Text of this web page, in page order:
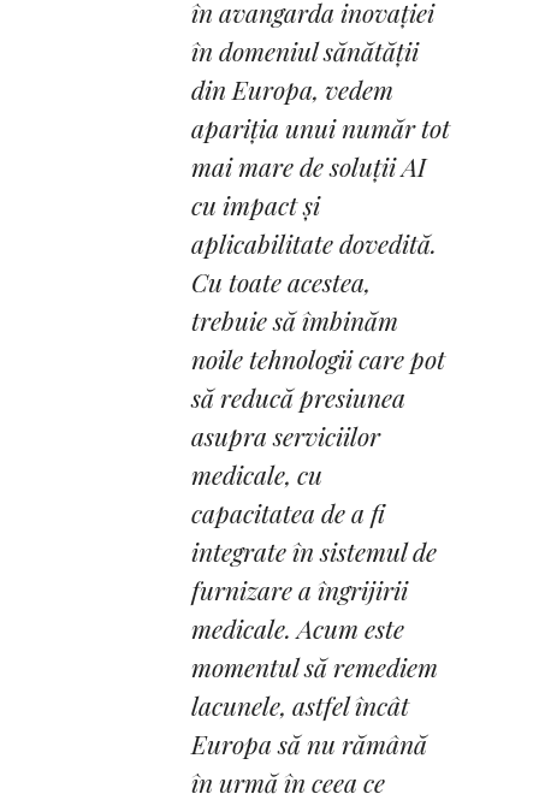
în avangarda inovației
în domeniul sănătății
din Europa, vedem
apariția unui număr tot
mai mare de soluții AI
cu impact și
aplicabilitate dovedită.
Cu toate acestea,
trebuie să îmbinăm
noile tehnologii care pot
să reducă presiunea
asupra serviciilor
medicale, cu
capacitatea de a fi
integrate în sistemul de
furnizare a îngrijirii
medicale. Acum este
momentul să remediem
lacunele, astfel încât
Europa să nu rămână
în urmă în ceea ce